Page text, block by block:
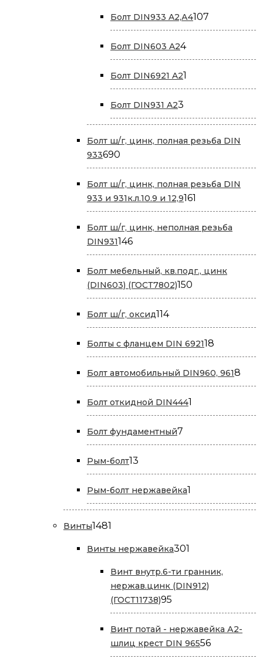
Болт DIN933 A2,А4107
товаров
Болт DIN603 A244
товара
Болт DIN6921 A21
товар
Болт DIN931 A23
товара
Болт ш/г, цинк, полная резьба DIN
933690
товаров
Болт ш/г, цинк, полная резьба DIN
933 и 931к.л.10.9 и 12,9161
товар
Болт ш/г, цинк, неполная резьба
DIN931146146
товаров
Болт мебельный, кв.подг., цинк
(DIN603) (ГОСТ7802)150
товаров
Болт ш/г, оксид114114
товаров
Болты с фланцем DIN 692118
товаров
Болт автомобильный DIN960, 9618
Болт откидной DIN4441
товар
Болт фундаментный7
товаров
Рым-болт13
товаров
Рым-болт нержавейка1
товар
Винты1481
Винты нержавейка301
Винт внутр.6-ти гранник,
нержав.цинк (DIN912)
(ГОСТ11738)95
товаров
Винт потай - нержавейка А2-
шлиц крест DIN 9655656
товаров